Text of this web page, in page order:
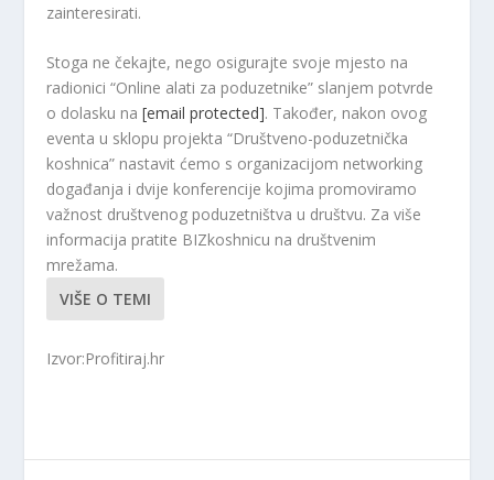
zainteresirati.
Stoga ne čekajte, nego osigurajte svoje mjesto na
radionici “Online alati za poduzetnike” slanjem potvrde
o dolasku na[email protected]. Također, nakon ovog
eventa u sklopu projekta “Društveno-poduzetnička
koshnica” nastavit ćemo s organizacijom networking
događanja i dvije konferencije kojima promoviramo
važnost društvenog poduzetništva u društvu. Za više
informacija pratite BIZkoshnicu na društvenim
mrežama.
VIŠE O TEMI
Izvor:Profitiraj.hr